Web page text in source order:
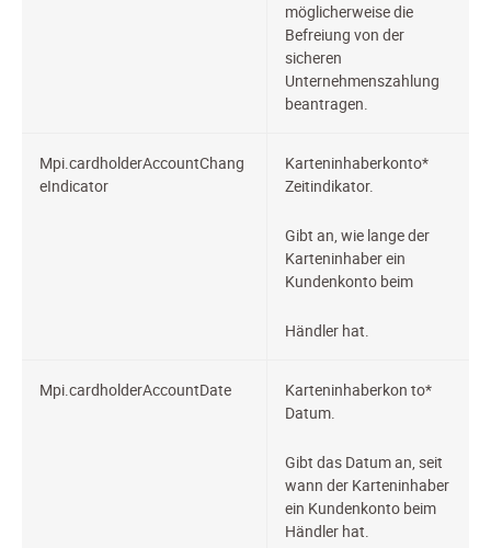
möglicherweise die
Befreiung von der
sicheren
Unternehmenszahlung
beantragen.
Mpi.cardholderAccountChang
eIndicator
Karteninhaberkonto*
Zeitindikator.
Gibt an, wie lange der
Karteninhaber ein
Kundenkonto beim
Händler hat.
Mpi.cardholderAccountDate Karteninhaberkon to*
Datum.
Gibt das Datum an, seit
wann der Karteninhaber
ein Kundenkonto beim
Händler hat.